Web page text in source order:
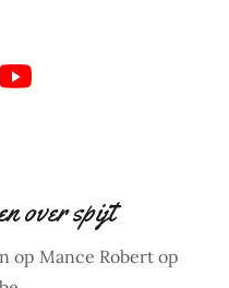
over spijt
op Mance Robert op